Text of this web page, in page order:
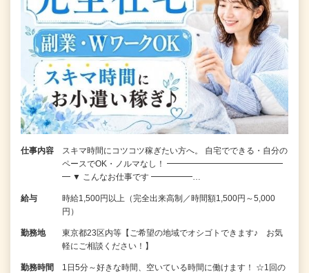
仕事内容
スキマ時間にコツコツ稼ぎたい方へ。 自宅でできる・自分の
ペースでOK・ノルマなし！ ━━━━━━━━━━━━━━
━ ▼ こんなお仕事です ━━━━━…
給与
時給1,500円以上（完全出来高制／時間額1,500円～5,000
円）
勤務地
東京都23区内等【ご希望の地域でオシゴトできます♪ お気
軽にご相談ください！】
勤務時間
1日5分～好きな時間、空いている時間に働けます！ ☆1回の